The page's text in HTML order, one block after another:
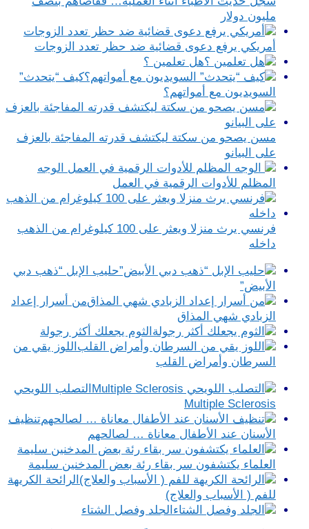
مليون دولار
أمريكي يرفع دعوى قضائية ضد حظر تعدد الزوجات
هل تعلمين ؟
كيف “يتحدث”
السويديون مع أمواتهم؟
مسن يصحو من سكتة ليكتشف قدرته المفاجئة بالعزف
على البيانو
الوجه
المظلم للأدوات الرقمية في العمل
فرنسي يرث منزلا ويعثر على 100 كيلوغرام من الذهب
داخله
حليب الإبل “ذهب دبي
الأبيض”
من أسرار إعداد
الزبادي شهي المذاق
الثوم يجعلك أكثر رجولة
اللوز يقي من
السرطان وأمراض القلب
التصلب اللويحي
Multiple Sclerosis
تنظيف
الأسنان عند الأطفال معاناة … لصالحهم
العلماء يكتشفون سر بقاء رئة بعض المدخنين سليمة
الرائحة الكريهة
للفم ( الأسباب والعلاج)
الجلد وفصل الشتاء